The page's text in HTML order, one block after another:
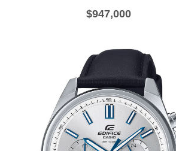
$947,000